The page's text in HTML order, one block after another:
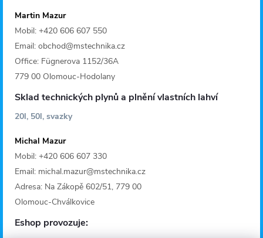
Martin Mazur
Mobil: +420 606 607 550
Email: obchod@mstechnika.cz
Office: Fügnerova 1152/36A
779 00 Olomouc-Hodolany
Sklad technických plynů a plnění vlastních lahví
20l, 50l, svazky
Michal Mazur
Mobil: +420 606 607 330
Email: michal.mazur@mstechnika.cz
Adresa: Na Zákopě 602/51, 779 00
Olomouc-Chválkovice
Eshop provozuje: